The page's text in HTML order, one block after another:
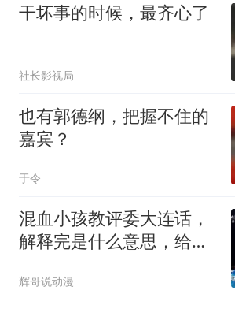
干坏事的时候，最齐心了
社长影视局
也有郭德纲，把握不住的
嘉宾？
于令
混血小孩教评委大连话，
解释完是什么意思，给刘
辉哥说动漫